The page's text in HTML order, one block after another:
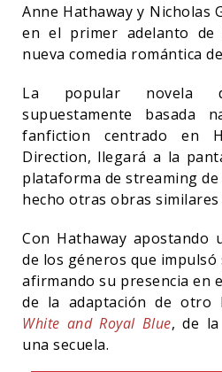
Anne Hathaway y Nicholas
en el primer adelanto de
nueva comedia romántica de
La popular novela
supuestamente basada
fanfiction centrado en
Direction, llegará a la
plataforma de streaming
hecho otras obras
Con Hathaway apostando
de los géneros que
afirmando su presencia en
de la adaptación de otro
White and Royal Blue, de
una secuela.